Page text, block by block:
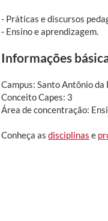
- Práticas e discursos
- Ensino e aprendizagem.
Informações
Campus: Santo Antônio da
Conceito Capes: 3
Área de concentração:
Conheça as disciplinas e